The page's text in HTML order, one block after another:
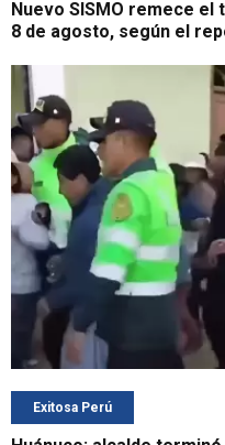
Nuevo SISMO remece
8 de agosto, según el
Exitosa Perú